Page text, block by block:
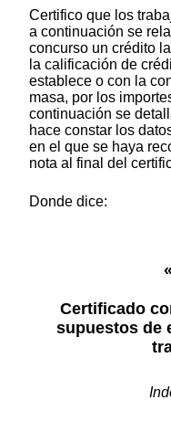
Certifico que los
a continuación se
concurso un crédito
la calificación de
establece o con la
masa, por los
continuación se
hace constar los
en el que se haya
nota al final del
Donde dice:
Certificado
supuestos de